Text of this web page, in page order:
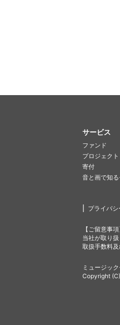
サービス
ファンド
プロジェクト
寄付
音と画で知
プライバ
【ご留意事項
当社が取り
取扱手数料
ミュージッ
Copyright